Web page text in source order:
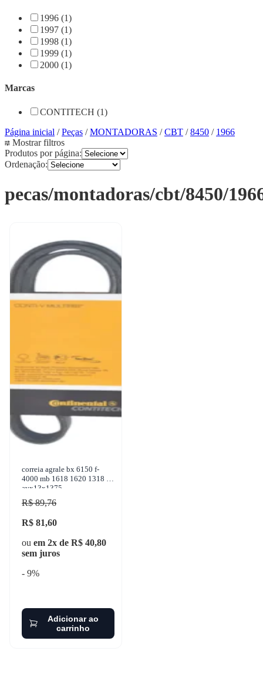
1996 (1)
1997 (1)
1998 (1)
1999 (1)
2000 (1)
Marcas
CONTITECH (1)
Página inicial /Peças /MONTADORAS /CBT /8450 / 1966
Mostrar filtros
Produtos por página:
Ordenação:
pecas/montadoras/cbt/8450/
correia agrale bx 6150 f-
4000 mb 1618 1620 1318 -
avx13x1375
R$ 89,76
R$ 81,60
ou em 2x de R$ 40,80
sem juros
- 9%
Adicionar ao
carrinho